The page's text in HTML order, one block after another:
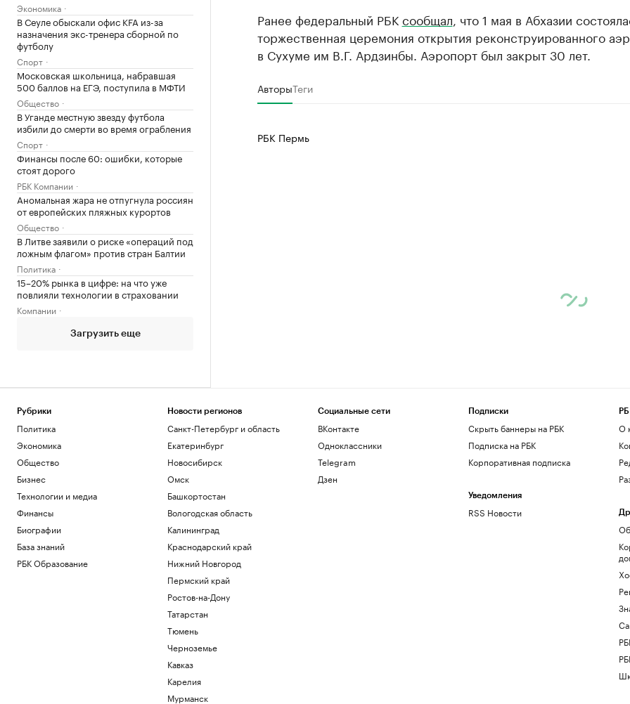
Экономика
В Сеуле обыскали офис KFA из-за
назначения экс-тренера сборной по
футболу
Спорт
Московская школьница, набравшая
500 баллов на ЕГЭ, поступила в МФТИ
Общество
В Уганде местную звезду футбола
избили до смерти во время ограбления
Спорт
Финансы после 60: ошибки, которые
стоят дорого
РБК Компании
Аномальная жара не отпугнула россиян
от европейских пляжных курортов
Общество
В Литве заявили о риске «операций под
ложным флагом» против стран Балтии
Политика
15–20% рынка в цифре: на что уже
повлияли технологии в страховании
Компании
Загрузить еще
Ранее федеральный РБКсообщал , что 1 мая в Абхазии
торжественная церемония открытия реконструированного
в Сухуме им В.Г. Ардзинбы. Аэропорт был закрыт 30 лет.
АвторыТеги
РБК Пермь
Рубрики
Политика
Экономика
Общество
Бизнес
Технологии и медиа
Финансы
Биографии
База знаний
РБК Образование
Новости регионов
Санкт-Петербург и область
Екатеринбург
Новосибирск
Омск
Башкортостан
Вологодская область
Калининград
Краснодарский край
Нижний Новгород
Пермский край
Ростов-на-Дону
Татарстан
Тюмень
Черноземье
Кавказ
Карелия
Мурманск
Социальные сети
ВКонтакте
Одноклассники
Telegram
Дзен
Подписки
Скрыть баннеры на РБК
Подписка на РБК
Корпоративная подписка
Уведомления
RSS Новости
О